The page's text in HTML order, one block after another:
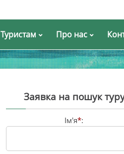
Туристам Про нас
Заявка на пошук
Ім'я*: